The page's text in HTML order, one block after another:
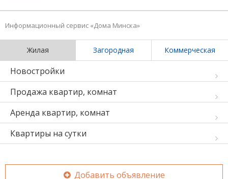
Информационный сервис «Дома Минска»
Жилая Загородная Коммерческая
Новостройки
Продажа квартир, комнат
Аренда квартир, комнат
Квартиры на сутки
Добавить объявление